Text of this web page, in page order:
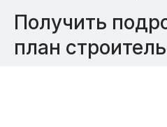
Получить
план